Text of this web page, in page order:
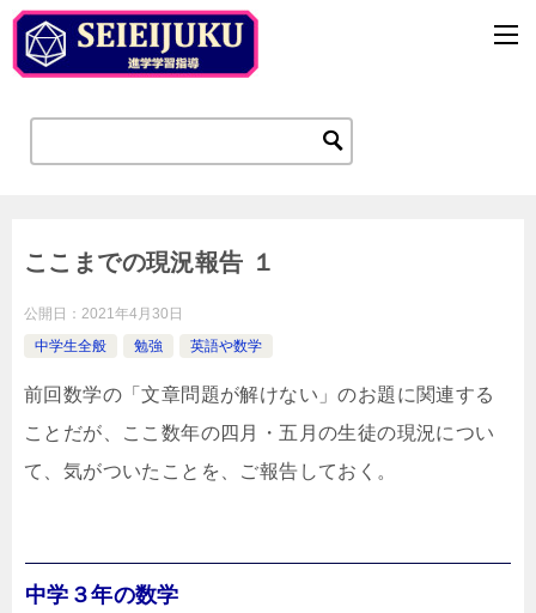
ここまでの現況報告 １
公開日： 2021年4月30日
中学生全般
勉強 英語や数学
前回数学の「文章問題が解けない」のお題に関連する
ことだが、ここ数年の四月・五月の生徒の現況につい
て、気がついたことを、ご報告しておく。
中学３年の数学